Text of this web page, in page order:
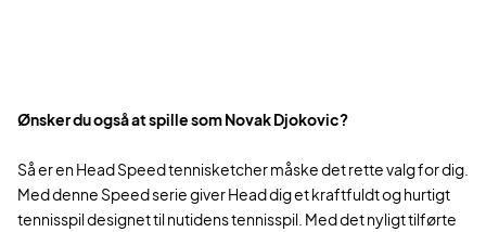
Ønsker du også at spille som Novak Djokovic?
Så er en Head Speed tennisketcher måske det rette valg for dig.
Med denne Speed serie giver Head dig et kraftfuldt og hurtigt
tennisspil designet til nutidens tennisspil. Med det nyligt tilførte